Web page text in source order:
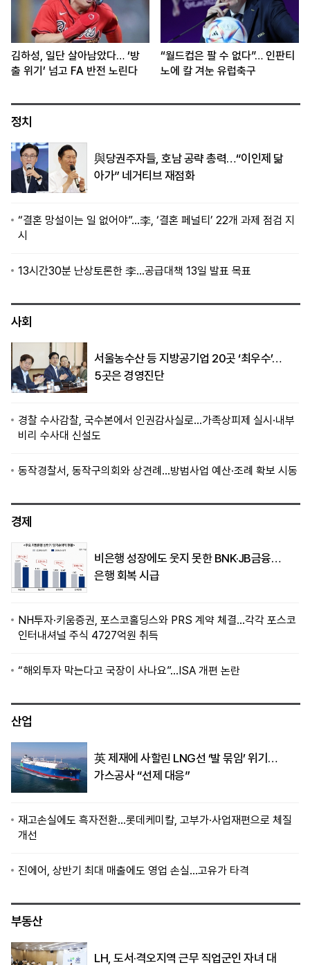
김하성, 일단 살아남았다… ‘방
출 위기’ 넘고 FA 반전 노린다
“월드컵은 팔 수 없다”… 인판티
노에 칼 겨눈 유럽축구
정치
與당권주자들, 호남 공략 총력…“이인제 닮
아가” 네거티브 재점화
“결혼 망설이는 일 없어야”…李, ‘결혼 페널티’ 22개 과제 점검 지
시
13시간30분 난상토론한 李…공급대책 13일 발표 목표
사회
서울농수산 등 지방공기업 20곳 ‘최우수’…
5곳은 경영진단
경찰 수사감찰, 국수본에서 인권감사실로…가족상피제 실시·내부
비리 수사대 신설도
동작경찰서, 동작구의회와 상견례…방범사업 예산·조례 확보 시동
경제
비은행 성장에도 웃지 못한 BNK·JB금융…
은행 회복 시급
NH투자·키움증권, 포스코홀딩스와 PRS 계약 체결…각각 포스코
인터내셔널 주식 4727억원 취득
“해외투자 막는다고 국장이 사나요”…ISA 개편 논란
산업
英 제재에 사할린 LNG선 ‘발 묶임’ 위기…
가스공사 “선제 대응”
재고손실에도 흑자전환…롯데케미칼, 고부가·사업재편으로 체질
개선
진에어, 상반기 최대 매출에도 영업 손실…고유가 타격
부동산
LH, 도서·격오지역 근무 직업군인 자녀 대